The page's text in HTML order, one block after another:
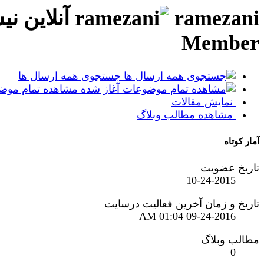
ramezani
Member
جستجوی همه ارسال ها
مشاهده تمام
نمایش مقالات
مشاهده مطالب وبلاگ
آمار کوتاه
تاریخ عضویت
10-24-2015
تاریخ و زمان آخرین فعالیت درسایت
09-24-2016
01:04 AM
مطالب وبلاگ
0